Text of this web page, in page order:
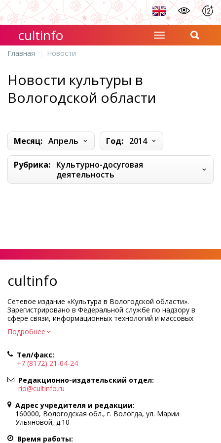
cultinfo
Главная Новости
Новости культуры в
Вологодской области
Месяц: Апрель Год: 2014
Рубрика: Культурно-досуговая
деятельность
cultinfo
Сетевое издание «Культура в Вологодской области».
Зарегистрировано в Федеральной службе по надзору в
сфере связи, информационных технологий и массовых
коммуникаций.
Регистрационный номер и дата принятия решения о
Учредитель КУ ВО «Информационно-аналитический центр
культуры»
Адрес учредителя и редакции: 160000, Вологодская обл., г.
Вологда, ул. Марии Ульяновой, д.10
Главный редактор — Легчанова Елена Григорьевна
Политика в отношении обработки персональных данных
При полном или частичном использовании информации
портала гиперссылка на cultinfo.ru обязательна.
Подробнее
Тел/факс:
+7 (8172) 21-04-24
Редакционно-издательский отдел:
rio@cultinfo.ru
Адрес учредителя и редакции:
160000, Вологодская обл., г. Вологда, ул. Марии
Ульяновой, д.10
Время работы: